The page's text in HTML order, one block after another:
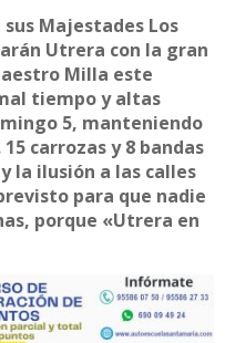
Majestades Los
Utrera con la gran
Milla este
tiempo y altas
5, manteniendo
carrozas y 8 bandas
la ilusión a las calles
para que nadie
porque «Utrera en